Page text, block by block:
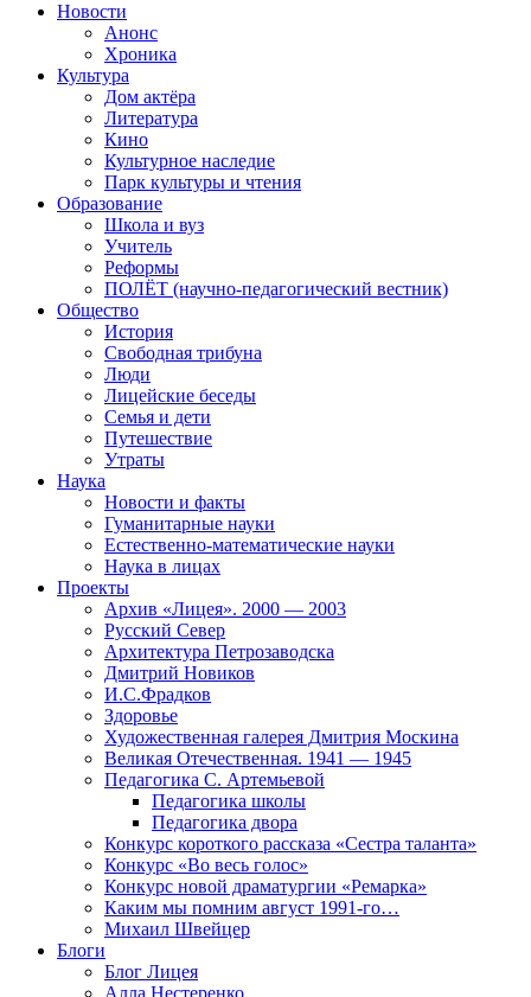
Новости
Анонс
Хроника
Культура
Дом актёра
Литература
Кино
Культурное наследие
Парк культуры и чтения
Образование
Школа и вуз
Учитель
Реформы
ПОЛЁТ (научно-педагогический вестник)
Общество
История
Свободная трибуна
Люди
Лицейские беседы
Семья и дети
Путешествие
Утраты
Наука
Новости и факты
Гуманитарные науки
Естественно-математические науки
Наука в лицах
Проекты
Архив «Лицея». 2000 — 2003
Русский Север
Архитектура Петрозаводска
Дмитрий Новиков
И.С.Фрадков
Здоровье
Художественная галерея Дмитрия Москина
Великая Отечественная. 1941 — 1945
Педагогика С. Артемьевой
Педагогика школы
Педагогика двора
Конкурс короткого рассказа «Сестра таланта»
Конкурс «Во весь голос»
Конкурс новой драматургии «Ремарка»
Каким мы помним август 1991-го…
Михаил Швейцер
Блоги
Блог Лицея